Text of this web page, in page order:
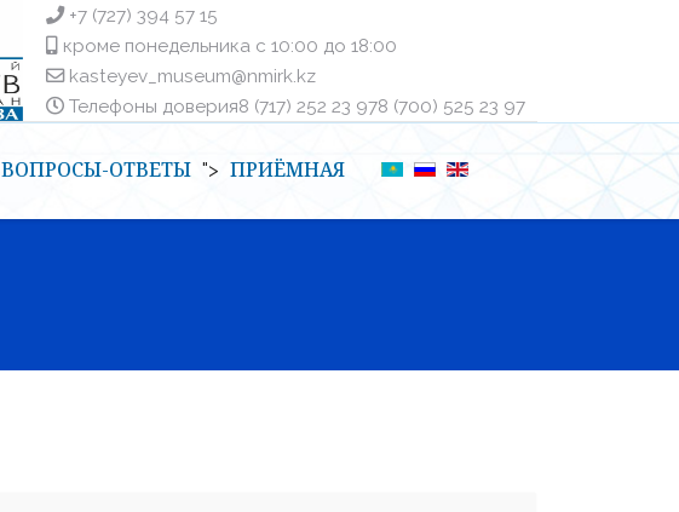
+7 (727) 394 57 15
кроме понедельника с 10:00 до 18:00
kasteyev_museum@nmirk.kz
Телефоны доверияㅤ8 (717) 252 23 97ㅤㅤ8 (700) 525 23 97
ВОПРОСЫ-ОТВЕТЫ "> ПРИЁМНАЯ